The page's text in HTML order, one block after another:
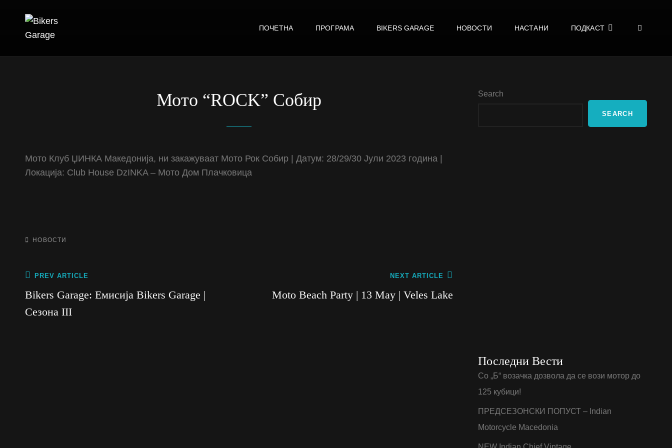
ПОЧЕТНА ПРОГРАМА BIKERS GARAGE НОВОСТИ НАСТАНИ ПОДКАСТ
Мото “ROCK” Собир
Мото Клуб ЏИНКА Македонија, ни закажуваат Мото Рок Собир | Датум: 28/29/30 Јули 2023 година |
Локација: Club House DzINKA – Мото Дом Плачковица
CATEGORIES
НОВОСТИ
Post
navigation
Previous
Post
PREV ARTICLE
Bikers Garage: Емисија Bikers Garage |
Сезона III
NEXT ARTICLE
Moto Beach Party | 13 May | Veles Lake
Search
SEARCH
Последни Вести
Со „Б“ возачка дозвола да се вози мотор до
125 кубици!
ПРЕДСЕЗОНСКИ ПОПУСТ – Indian
Motorcycle Macedonia